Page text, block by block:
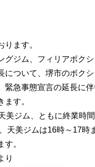
ります。
グジム、フィリアボクシ
について、堺市のボク
緊急事態宣言の延長に
ます。
美ジム、ともに終業時
天美ジムは16時～17時
。
り